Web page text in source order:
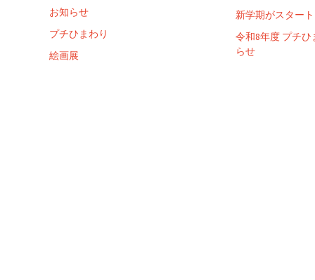
新学期がスター
令和8年度 プチ
らせ
お知らせ
プチひまわり
絵画展